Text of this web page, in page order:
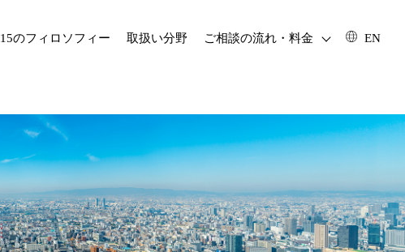
15のフィロソフィー 取扱い分野 ご相談の流れ・料金 EN